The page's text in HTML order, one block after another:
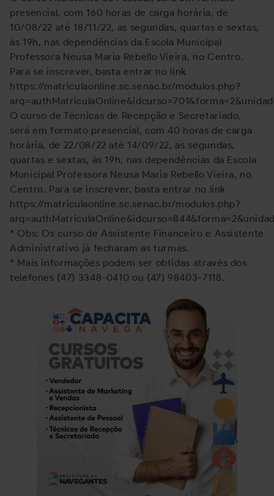
presencial, com 160 horas de carga horária, de
10/08/22 até 18/11/22, as segundas, quartas e sextas,
às 19h, nas dependências da Escola Municipal
Professora Neusa Maria Rebello Vieira, no Centro.
Para se inscrever, basta entrar no link
https://matriculaonline.sc.senac.br/modulos.php?
O curso de Técnicas de Recepção e Secretariado,
será em formato presencial, com 40 horas de carga
horária, de 22/08/22 até 14/09/22, as segundas,
quartas e sextas, às 19h, nas dependências da Escola
Municipal Professora Neusa Maria Rebello Vieira, no
Centro. Para se inscrever, basta entrar no link
https://matriculaonline.sc.senac.br/modulos.php?
* Obs: Os curso de Assistente Financeiro e Assistente
Administrativo já fecharam as turmas.
* Mais informações podem ser obtidas através dos
telefones (47) 3348-0410 ou (47) 98403-7118.